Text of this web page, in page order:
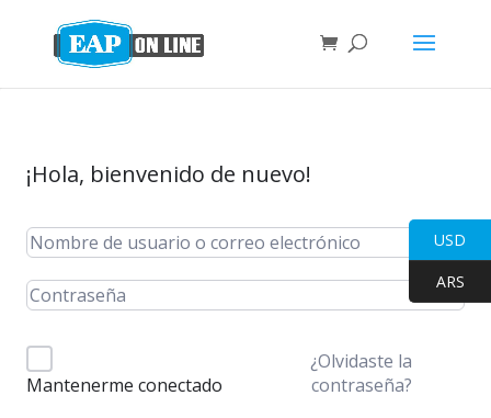
¡Hola, bienvenido de nuevo!
Mantenerme conectado
¿Olvidaste la
contraseña?
USD
ARS